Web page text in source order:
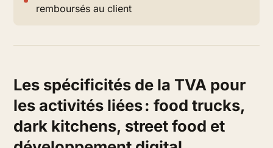
remboursés au client
Les spécificités de la TVA pour
les activités liées : food trucks,
dark kitchens, street food et